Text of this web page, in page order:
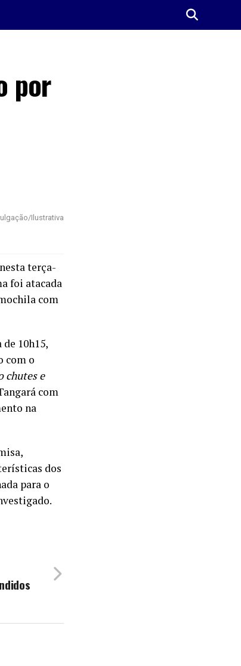
por
Ilustrativa
terça-
foi atacada
com
10h15,
com o
chutes e
com
na
dos
para o